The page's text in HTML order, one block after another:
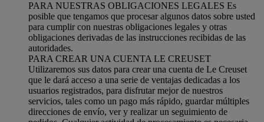
PARA NUESTRAS OBLIGACIONES LEGALES Es
posible que tengamos que procesar algunos datos sobre usted
para cumplir con nuestras obligaciones legales y otras
obligaciones derivadas de las instrucciones recibidas de las
autoridades.
PARA CREAR UNA CUENTA LE CREUSET
Utilizaremos sus datos para crear una cuenta de Le Creuset
que le dará acceso a una serie de ventajas dedicadas a los
usuarios registrados, para disfrutar mejor de nuestros
servicios, tales como un pago más rápido, guardar múltiples
direcciones de envío, ver y realizar un seguimiento de